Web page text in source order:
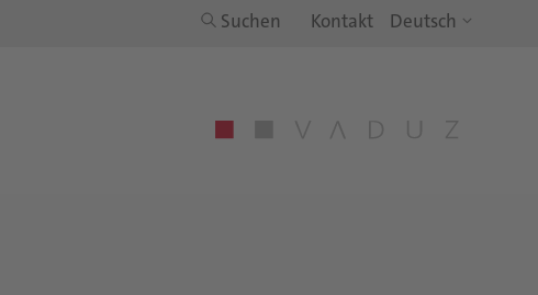
Suchen Kontakt